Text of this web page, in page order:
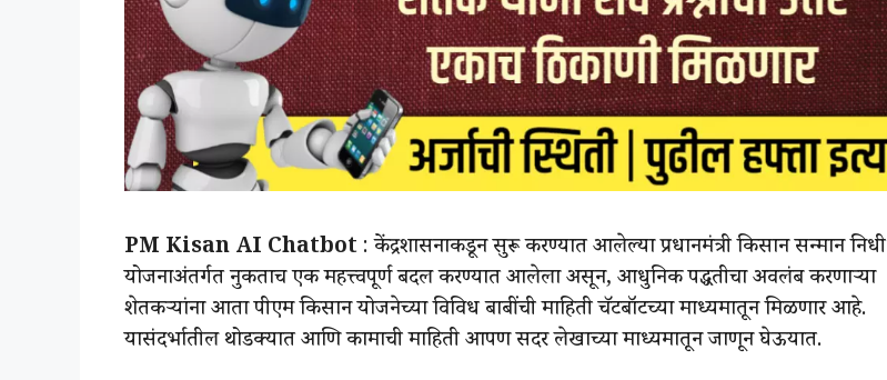
PM Kisan AI Chatbot : केंद्रशासनाकडून सुरू करण्यात आलेल्या प्रधानमंत्री किसान सन्मान निधी
योजनाअंतर्गत नुकताच एक महत्त्वपूर्ण बदल करण्यात आलेला असून, आधुनिक पद्धतीचा अवलंब करणाऱ्या
शेतकऱ्यांना आता पीएम किसान योजनेच्या विविध बाबींची माहिती चॅटबॉटच्या माध्यमातून मिळणार आहे.
यासंदर्भातील थोडक्यात आणि कामाची माहिती आपण सदर लेखाच्या माध्यमातून जाणून घेऊयात.